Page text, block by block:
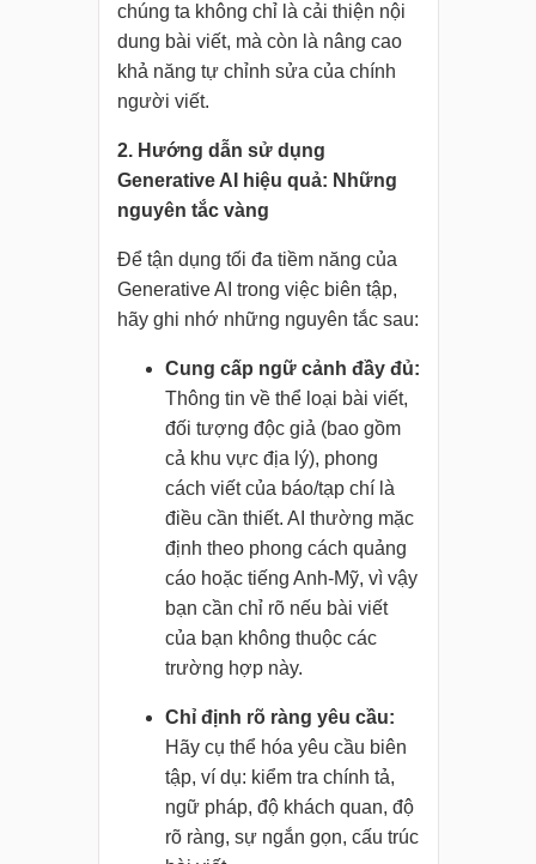
chúng ta không chỉ là cải thiện nội
dung bài viết, mà còn là nâng cao
khả năng tự chỉnh sửa của chính
người viết.
2. Hướng dẫn sử dụng
Generative AI hiệu quả: Những
nguyên tắc vàng
Để tận dụng tối đa tiềm năng của
Generative AI trong việc biên tập,
hãy ghi nhớ những nguyên tắc sau:
Cung cấp ngữ cảnh đầy đủ:
Thông tin về thể loại bài viết,
đối tượng độc giả (bao gồm
cả khu vực địa lý), phong
cách viết của báo/tạp chí là
điều cần thiết. AI thường mặc
định theo phong cách quảng
cáo hoặc tiếng Anh-Mỹ, vì vậy
bạn cần chỉ rõ nếu bài viết
của bạn không thuộc các
trường hợp này.
Chỉ định rõ ràng yêu cầu:
Hãy cụ thể hóa yêu cầu biên
tập, ví dụ: kiểm tra chính tả,
ngữ pháp, độ khách quan, độ
rõ ràng, sự ngắn gọn, cấu trúc